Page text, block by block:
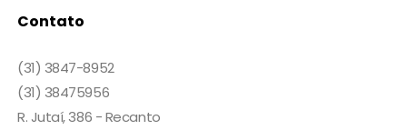
Contato
(31) 3847-8952
(31) 38475956
R. Jutaí, 386 - Recanto